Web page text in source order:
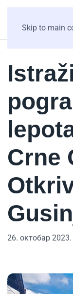
Skip to main
Crne
26. октобар 2023.